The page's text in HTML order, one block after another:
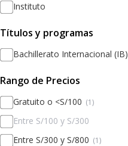
Instituto
Títulos y programas
Bachillerato Internacional (IB)
Rango de Precios
Gratuito o <S/100 (1)
Entre S/100 y S/300
Entre S/300 y S/800 (1)